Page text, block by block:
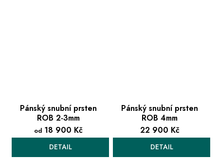
Pánský snubní prsten
ROB 2-3mm
od 18 900 Kč
DETAIL
Pánský snubní prsten
ROB 4mm
22 900 Kč
DETAIL